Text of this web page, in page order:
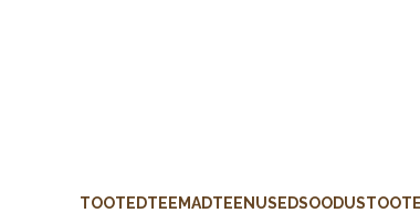
TOOTEDTEEMADTEENUSED